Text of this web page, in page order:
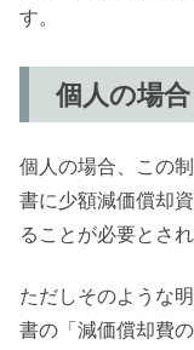
す。
個人の場合
個人の場合、この
書に少額減価償却
ることが必要とされ
ただしそのような
書の「減価償却費